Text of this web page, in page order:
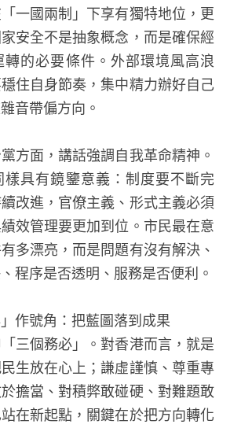
一國兩制」下享有獨特地位，更
安全不是抽象概念，而是確保經
轉的必要條件。外部環境風高浪
住自身節奏，集中精力辦好自己
音帶偏方向。
方面，講話強調自我革命精神。
樣具有鏡鑒意義：制度要不斷完
改進，官僚主義、形式主義必須
效管理要更加到位。市民最在意
多漂亮，而是問題有沒有解決、
程序是否透明、服務是否便利。
作號角：把藍圖落到成果
三個務必」。對香港而言，就是
生放在心上；謙虛謹慎、尊重專
擔當、對積弊敢碰硬、對難題敢
在新起點，關鍵在於把方向轉化